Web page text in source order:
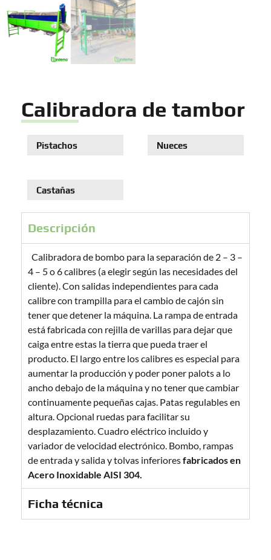
Calibradora de tambor
Pistachos Nueces
Castañas
Descripción
Calibradora de bombo para la separación de 2 – 3 –
4 – 5 o 6 calibres (a elegir según las necesidades del
cliente). Con salidas independientes para cada
calibre con trampilla para el cambio de cajón sin
tener que detener la máquina. La rampa de entrada
está fabricada con rejilla de varillas para dejar que
caiga entre estas la tierra que pueda traer el
producto. El largo entre los calibres es especial para
aumentar la producción y poder poner palots a lo
ancho debajo de la máquina y no tener que cambiar
continuamente pequeñas cajas. Patas regulables en
altura. Opcional ruedas para facilitar su
desplazamiento. Cuadro eléctrico incluido y
variador de velocidad electrónico. Bombo, rampas
de entrada y salida y tolvas inferioresfabricados en
Acero Inoxidable AISI 304.
Ficha técnica